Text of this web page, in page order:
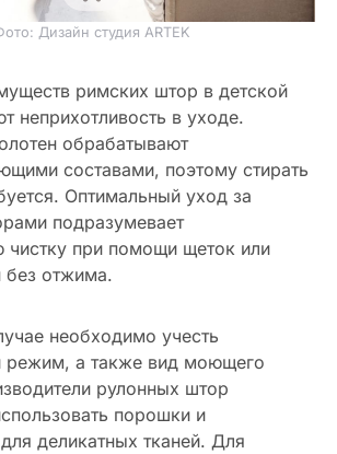
Дизайн студия ARTEK
римских штор в детской
неприхотливость в уходе.
обрабатывают
составами, поэтому стирать
Оптимальный уход за
подразумевает
чистку при помощи щеток или
без отжима.
необходимо учесть
режим, а также вид моющего
рулонных штор
порошки и
деликатных тканей. Для